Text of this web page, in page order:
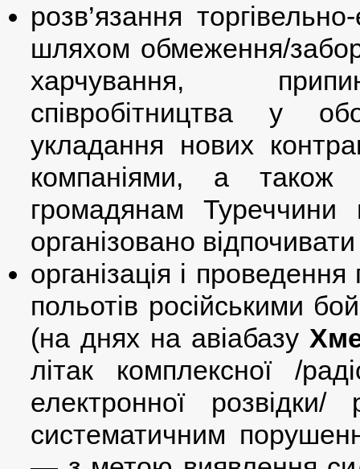
розв’язання
шляхом обмеження/
харчування,
співробітництва у
укладання нових
компаніями, а також
громадянам
організовано відпочивати
організація і
польотів російськими
(на днях на авіабазу
літак комплексної /
електронної розвідки/
систематичним